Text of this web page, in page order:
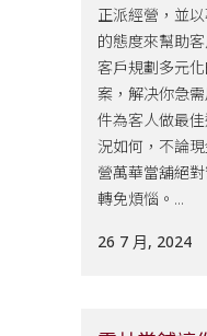
正派經營，並
的態度來幫助
客戶規劃多元
案，解决你急
件為客人做最
況如何，不論
營萬華當舖絕
轉免煩惱。...
26 7 月, 2024